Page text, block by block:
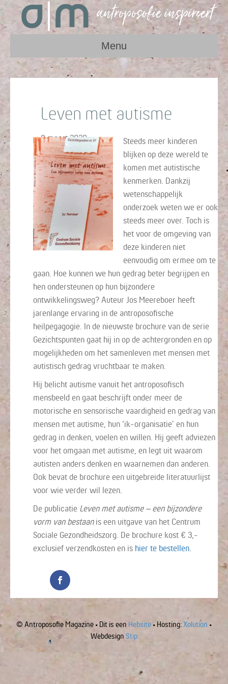
Menu
Leven met autisme
8 maart 2020
Steeds meer kinderen
blijken op deze wereld te
komen met autistische
kenmerken. Dankzij
wetenschappelijk
onderzoek weten we er ook
steeds meer over. Toch is
het voor de omgeving van
deze kinderen niet
eenvoudig om ermee om te
gaan. Hoe kunnen we hun gedrag beter begrijpen en
hen ondersteunen op hun bijzondere
ontwikkelingsweg? Auteur Jos Meereboer heeft
jarenlange ervaring in de antroposofische
heilpegagogie. In de nieuwste brochure van de serie
Gezichtspunten gaat hij in op de achtergronden en op
mogelijkheden om het samenleven met mensen met
autistisch gedrag vruchtbaar te maken.
Hij belicht autisme vanuit het antroposofisch
mensbeeld en gaat beschrijft onder meer de
motorische en sensorische vaardigheid en gedrag van
mensen met autisme, hun ‘ik-organisatie’ en hun
gedrag in denken, voelen en willen. Hij geeft adviezen
voor het omgaan met autisme, en legt uit waarom
autisten anders denken en waarnemen dan anderen.
Ook bevat de brochure een uitgebreide literatuurlijst
voor wie verder wil lezen.
De publicatie Leven met autisme – een bijzondere
vorm van bestaanis een uitgave van het Centrum
Sociale Gezondheidszorg. De brochure kost € 3,-
exclusief verzendkosten en is hier te bestellen
© Antroposofie Magazine • Dit is een Hebsite • Hosting:Xolution •
Webdesign Stip